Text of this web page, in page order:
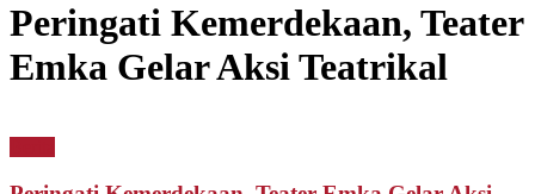
Peringati Kemerdekaan, Teater
Emka Gelar Aksi Teatrikal